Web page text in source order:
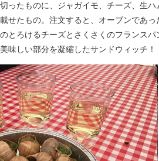
ったものに、ジャガイモ、チーズ、生ハ
せたもの。注文すると、オーブンであっ
とろけるチーズとさくさくのフランスパ
味しい部分を凝縮したサンドウィッチ！